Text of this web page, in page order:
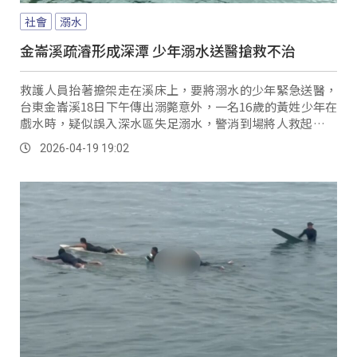
社會 溺水
金崙溪疏濬形成深潭 少年溺水送醫搶救不治
救護人員抬著擔架走在溪床上，要將溺水的少年緊急送醫，
台東金崙溪18日下午傳出溺斃意外，一名16歲的黃姓少年在
戲水時，疑似誤入深水區失足溺水，警消到場將人救起，但
少年已無呼吸心跳。
2026-04-19 19:02